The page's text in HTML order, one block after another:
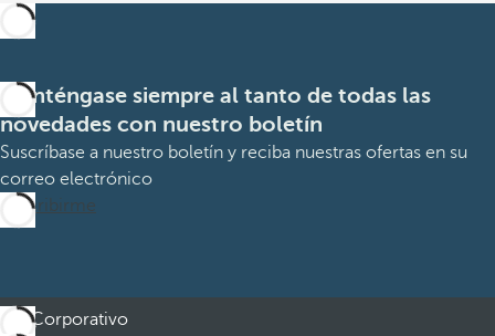
Manténgase siempre al tanto de todas las
novedades con nuestro boletín
Suscríbase a nuestro boletín y reciba nuestras ofertas en su
correo electrónico
Suscribirme
Corporativo